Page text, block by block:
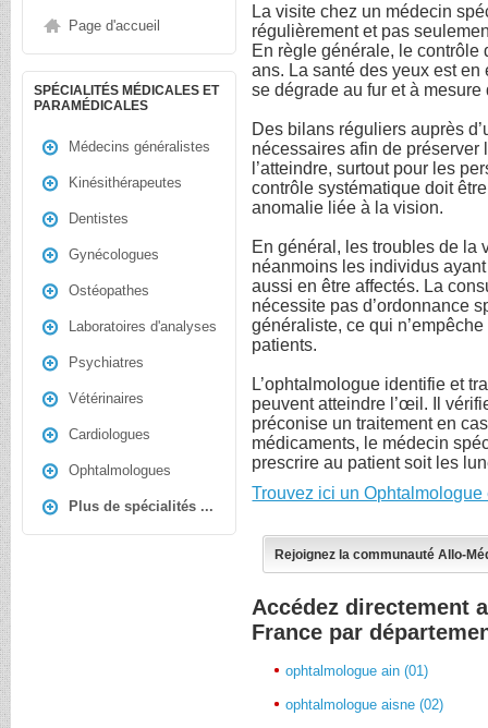
Page d'accueil
SPÉCIALITÉS MÉDICALES ET
PARAMÉDICALES
Médecins généralistes
Kinésithérapeutes
Dentistes
Gynécologues
Ostéopathes
Laboratoires d'analyses
Psychiatres
Vétérinaires
Cardiologues
Ophtalmologues
Plus de spécialités ...
La visite chez un médecin
régulièrement et pas
En règle générale, le
ans. La santé des yeux est
se dégrade au fur et à mesure
Des bilans réguliers auprès
nécessaires afin de
l’atteindre, surtout pour les
contrôle systématique doit
anomalie liée à la vision.
En général, les troubles de la
néanmoins les individus
aussi en être affectés. La
nécessite pas d’ordonnance
généraliste, ce qui
patients.
L’ophtalmologue identifie et
peuvent atteindre l’œil. Il
préconise un traitement en
médicaments, le médecin
prescrire au patient soit les
Trouvez ici un
Rejoignez la communauté Allo-
Accédez directement
France par
ophtalmologue ain (01)
ophtalmologue aisne (02)